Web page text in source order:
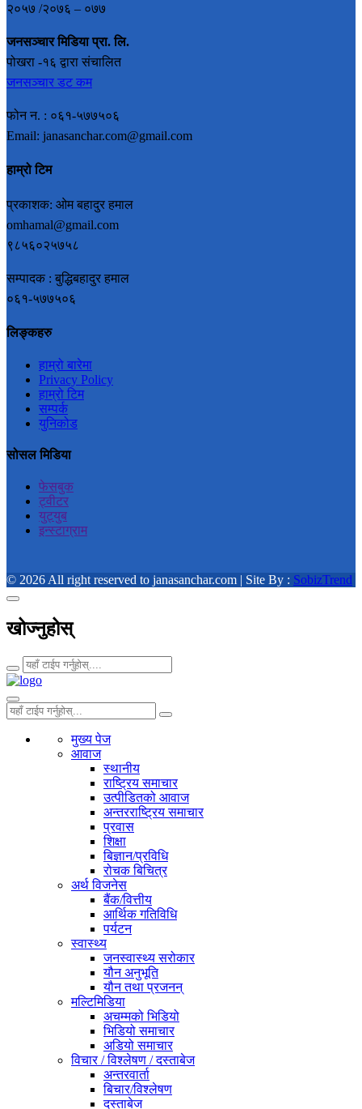
२०५७ /२०७६ – ०७७
जनसञ्चार मिडिया प्रा. लि.
पोखरा -१६ द्वारा संचालित
जनसञ्चार डट कम
फोन न. : ०६१-५७७५०६
Email: janasanchar.com@gmail.com
हाम्रो टिम
प्रकाशक: ओम बहादुर हमाल
omhamal@gmail.com
९८५६०२५७५८
सम्पादक : बुद्धिबहादुर हमाल
०६१-५७७५०६
लिङ्कहरु
हाम्रो बारेमा
Privacy Policy
हाम्रो टिम
सम्पर्क
युनिकोड
सोसल मिडिया
फेसबुक
ट्वीटर
युट्युब
इन्स्टाग्राम
© 2026 All right reserved to janasanchar.com | Site By : SobizTrend
खोज्नुहोस्
मुख्य पेज
आवाज
स्थानीय
राष्ट्रिय समाचार
उत्पीडितको आवाज
अन्तरराष्ट्रिय समाचार
प्रवास
शिक्षा
बिज्ञान/प्रविधि
रोचक बिचित्र
अर्थ विजनेस
बैंक/वित्तीय
आर्थिक गतिविधि
पर्यटन
स्वास्थ्य
जनस्वास्थ्य सरोकार
यौन अनुभूति
यौन तथा प्रजनन्
मल्टिमिडिया
अचम्मको भिडियो
भिडियो समाचार
अडियो समाचार
विचार / विश्लेषण / दस्ताबेज
अन्तरवार्ता
बिचार/विश्लेषण
दस्ताबेज